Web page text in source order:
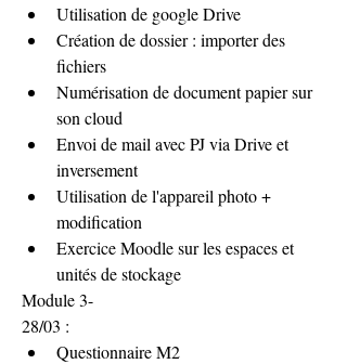
Utilisation de google Drive
Création de dossier : importer des
fichiers
Numérisation de document papier sur
son cloud
Envoi de mail avec PJ via Drive et
inversement
Utilisation de l'appareil photo +
modification
Exercice Moodle sur les espaces et
unités de stockage
Module 3-
28/03 :
Questionnaire M2